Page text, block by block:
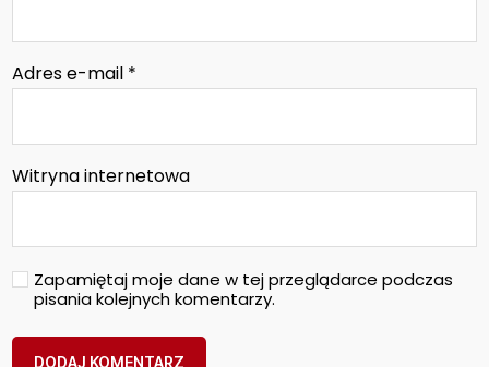
Adres e-mail *
Witryna internetowa
Zapamiętaj moje dane w tej przeglądarce podczas
pisania kolejnych komentarzy.